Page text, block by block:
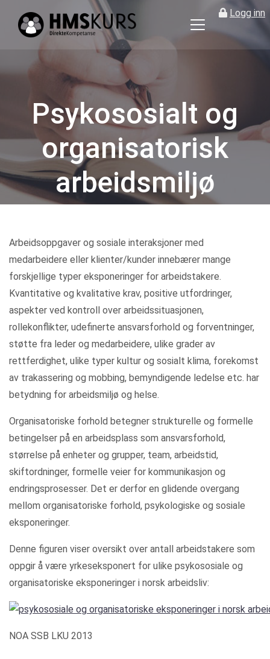
Logg inn
for
ledere
og
verneombud
Psykososialt og
organisatorisk
arbeidsmiljø
Arbeidsoppgaver og sosiale interaksjoner med
medarbeidere eller klienter/kunder innebærer mange
forskjellige typer eksponeringer for arbeidstakere.
Kvantitative og kvalitative krav, positive utfordringer,
aspekter ved kontroll over arbeidssituasjonen,
rollekonflikter, udefinerte ansvarsforhold og forventninger,
støtte fra leder og medarbeidere, ulike grader av
rettferdighet, ulike typer kultur og sosialt klima, forekomst
av trakassering og mobbing, bemyndigende ledelse etc. har
betydning for arbeidsmiljø og helse.
Organisatoriske forhold betegner strukturelle og formelle
betingelser på en arbeidsplass som ansvarsforhold,
størrelse på enheter og grupper, team, arbeidstid,
skiftordninger, formelle veier for kommunikasjon og
endringsprosesser. Det er derfor en glidende overgang
mellom organisatoriske forhold, psykologiske og sosiale
eksponeringer.
Denne figuren viser oversikt over antall arbeidstakere som
oppgir å være yrkeseksponert for ulike psykososiale og
organisatoriske eksponeringer i norsk arbeidsliv:
NOA SSB LKU 2013